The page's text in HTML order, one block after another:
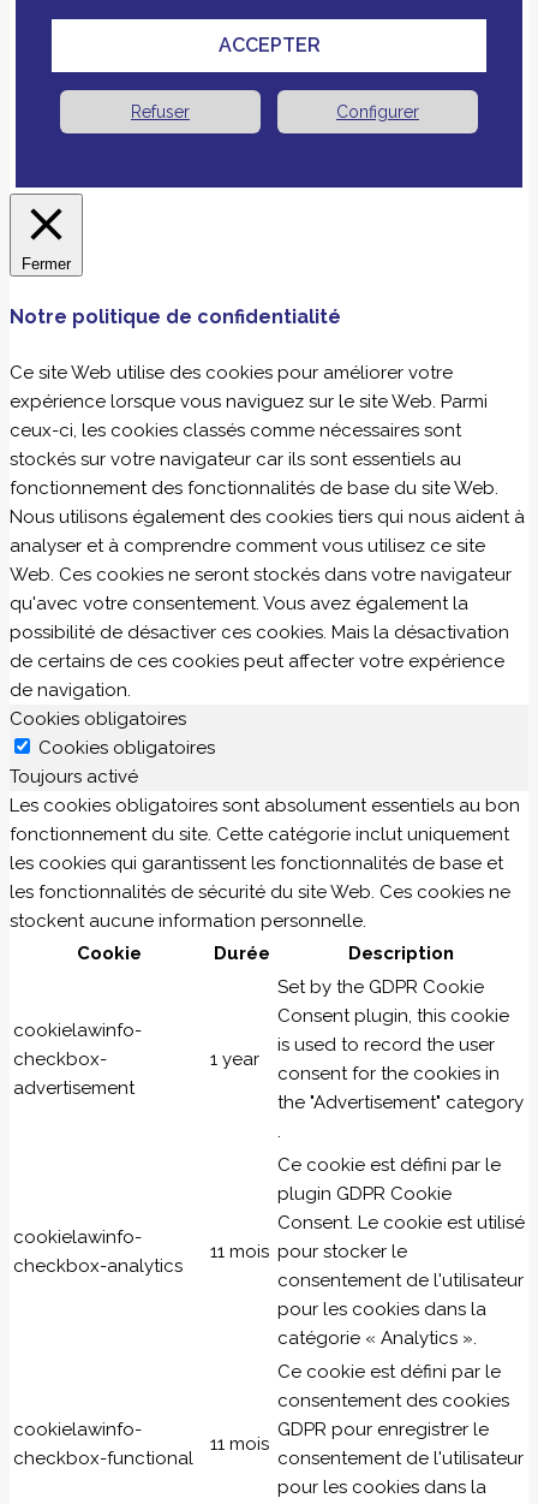
ACCEPTER
Refuser Configurer
Fermer
Notre politique de confidentialité
Ce site Web utilise des cookies pour améliorer votre
expérience lorsque vous naviguez sur le site Web. Parmi
ceux-ci, les cookies classés comme nécessaires sont
stockés sur votre navigateur car ils sont essentiels au
fonctionnement des fonctionnalités de base du site Web.
Nous utilisons également des cookies tiers qui nous aident à
analyser et à comprendre comment vous utilisez ce site
Web. Ces cookies ne seront stockés dans votre navigateur
qu'avec votre consentement. Vous avez également la
possibilité de désactiver ces cookies. Mais la désactivation
de certains de ces cookies peut affecter votre expérience
de navigation.
Cookies obligatoires
Cookies obligatoires
Toujours activé
Les cookies obligatoires sont absolument essentiels au bon
fonctionnement du site. Cette catégorie inclut uniquement
les cookies qui garantissent les fonctionnalités de base et
les fonctionnalités de sécurité du site Web. Ces cookies ne
stockent aucune information personnelle.
Cookie
Durée Description
cookielawinfo-
checkbox-
advertisement
1 year
Set by the GDPR Cookie
Consent plugin, this cookie
is used to record the user
consent for the cookies in
the "Advertisement" category
.
cookielawinfo-
checkbox-analytics
11 mois
Ce cookie est défini par le
plugin GDPR Cookie
Consent. Le cookie est utilisé
pour stocker le
consentement de l'utilisateur
pour les cookies dans la
catégorie « Analytics ».
cookielawinfo-
checkbox-functional
11 mois
Ce cookie est défini par le
consentement des cookies
GDPR pour enregistrer le
consentement de l'utilisateur
pour les cookies dans la